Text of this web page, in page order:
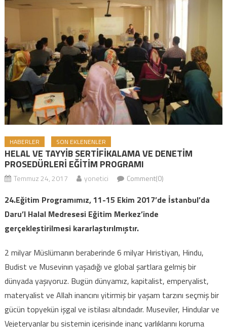
HABERLER SON EKLENENLER
HELAL VE TAYYİB SERTİFİKALAMA VE DENETİM
PROSEDÜRLERİ EĞİTİM PROGRAMI
Temmuz 24, 2017 yonetici Comment(0)
24.Eğitim Programımız, 11-15 Ekim 2017’de İstanbul’da
Daru’l Halal Medresesi Eğitim Merkez’inde
gerçekleştirilmesi kararlaştırılmıştır.
2 milyar Müslümanın beraberinde 6 milyar Hıristiyan, Hindu,
Budist ve Musevinın yaşadığı ve global şartlara gelmiş bir
dünyada yaşıyoruz. Bugün dünyamız, kapitalist, emperyalist,
materyalist ve Allah inancını yitirmiş bir yaşam tarzını seçmiş bir
gücün topyekün işgal ve istilası altındadır. Museviler, Hindular ve
Vejeteryanlar bu sistemin içerisinde inanç varlıklarını koruma